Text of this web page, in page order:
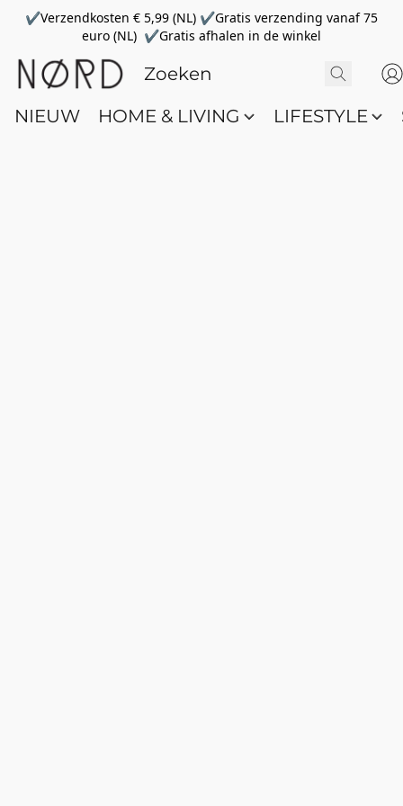
✔Verzendkosten € 5,99 (NL) ✔Gratis verzending vanaf 75
euro (NL) ✔Gratis afhalen in de winkel
NIEUW HOME & LIVING LIFESTYLE